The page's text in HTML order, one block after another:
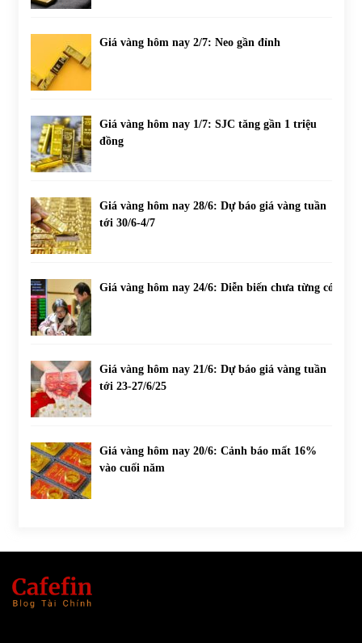
Giá vàng hôm nay 2/7: Neo gần đỉnh
Giá vàng hôm nay 1/7: SJC tăng gần 1 triệu
đồng
Giá vàng hôm nay 28/6: Dự báo giá vàng tuần
tới 30/6-4/7
Giá vàng hôm nay 24/6: Diễn biến chưa từng có
Giá vàng hôm nay 21/6: Dự báo giá vàng tuần
tới 23-27/6/25
Giá vàng hôm nay 20/6: Cảnh báo mất 16%
vào cuối năm